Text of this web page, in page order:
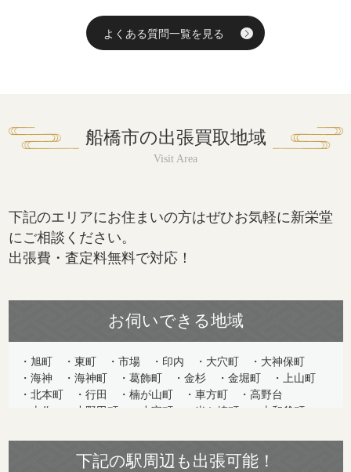
よくある質問一覧を見る
船橋市の出張買取地域
下記のエリアにお住まいの方はぜひお気軽に新栄堂
にご相談ください。
出張費・査定料無料で対応！
お伺いできる地域
旭町 東町 市場 印内 大穴町
大神保町
海神
海神町 葛飾町 金杉 金堀町
上山町
北本町
行田 楠が山町 車方町
高野台
古作
小野田町 小室町 米ケ崎町
古和釜町
鈴身町
駿河台 高瀬町 高根台
高根町
田喜野井 坪井町 豊富町
中野木
下記の駅周辺も出張可能！